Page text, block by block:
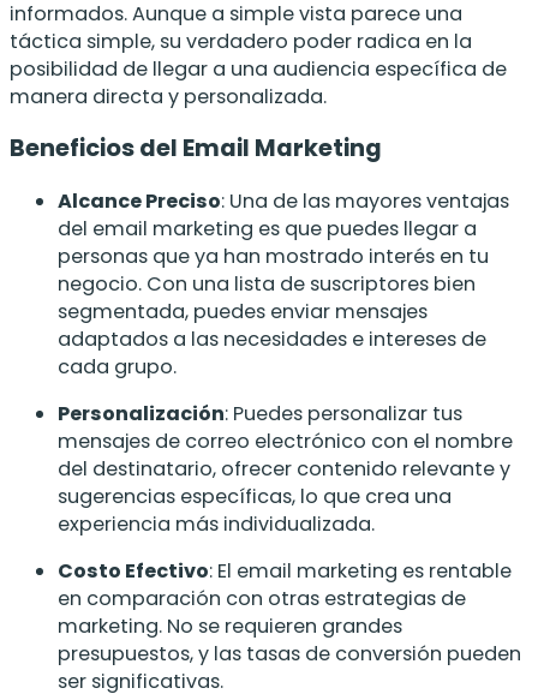
informados. Aunque a simple vista parece una
táctica simple, su verdadero poder radica en la
posibilidad de llegar a una audiencia específica de
manera directa y personalizada.
Beneficios del Email Marketing
Alcance Preciso: Una de las mayores ventajas
del email marketing es que puedes llegar a
personas que ya han mostrado interés en tu
negocio. Con una lista de suscriptores bien
segmentada, puedes enviar mensajes
adaptados a las necesidades e intereses de
cada grupo.
Personalización: Puedes personalizar tus
mensajes de correo electrónico con el nombre
del destinatario, ofrecer contenido relevante y
sugerencias específicas, lo que crea una
experiencia más individualizada.
Costo Efectivo: El email marketing es rentable
en comparación con otras estrategias de
marketing. No se requieren grandes
presupuestos, y las tasas de conversión pueden
ser significativas.